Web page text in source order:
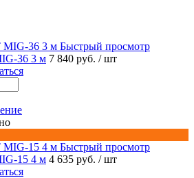
Быстрый просмотр
36 3 м 7 840 руб. / шт
Быстрый просмотр
15 4 м 4 635 руб. / шт